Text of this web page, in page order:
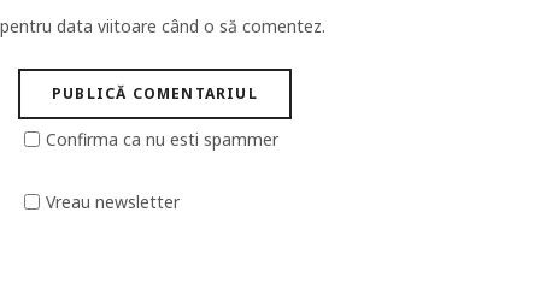
pentru data viitoare când o să comentez.
Confirma ca nu esti spammer
Vreau newsletter